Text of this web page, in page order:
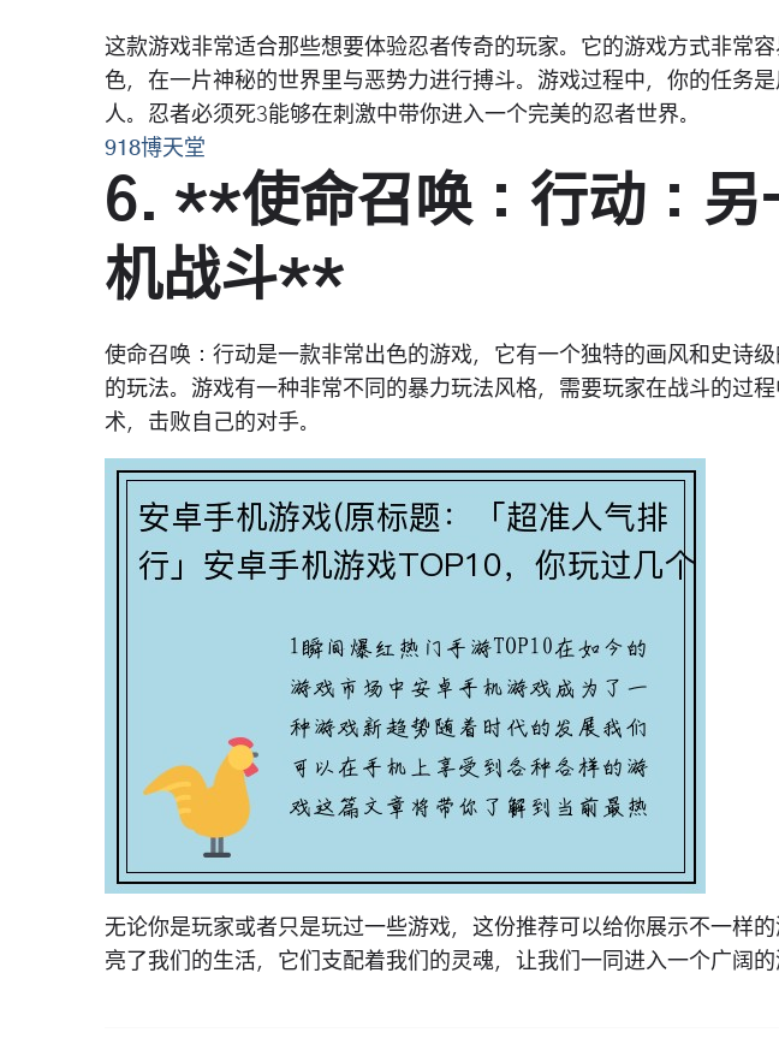
这款游戏非常适合那些想要体验忍者传奇的玩家。它的游戏方式非常
色，在一片神秘的世界里与恶势力进行搏斗。游戏过程中，你的任务
人。忍者必须死3能够在刺激中带你进入一个完美的忍者世界。
918博天堂
6. **使命召唤：行动：另
机战斗**
使命召唤：行动是一款非常出色的游戏，它有一个独特的画风和史诗
的玩法。游戏有一种非常不同的暴力玩法风格，需要玩家在战斗的过
术，击败自己的对手。
无论你是玩家或者只是玩过一些游戏，这份推荐可以给你展示不一样
亮了我们的生活，它们支配着我们的灵魂，让我们一同进入一个广阔的